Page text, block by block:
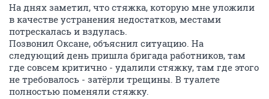
На днях заметил, что стяжка, которую мне уложили
в качестве устранения недостатков, местами
потрескалась и вздулась.
Позвонил Оксане, объяснил ситуацию. На
следующий день пришла бригада работников, там
где совсем критично - удалили стяжку, там где этого
не требовалось - затёрли трещины. В туалете
полностью поменяли стяжку.